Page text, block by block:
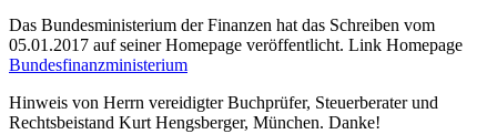
Das Bundesministerium der Finanzen hat das Schreiben vom
05.01.2017 auf seiner Homepage veröffentlicht. Link Homepage
Bundesfinanzministerium
Hinweis von Herrn vereidigter Buchprüfer, Steuerberater und
Rechtsbeistand Kurt Hengsberger, München. Danke!